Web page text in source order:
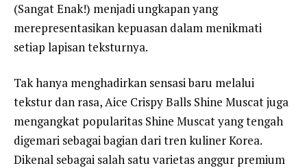
(Sangat Enak!) menjadi ungkapan yang
merepresentasikan kepuasan dalam menikmati
setiap lapisan teksturnya.
Tak hanya menghadirkan sensasi baru melalui
tekstur dan rasa, Aice Crispy Balls Shine Muscat juga
mengangkat popularitas Shine Muscat yang tengah
digemari sebagai bagian dari tren kuliner Korea.
Dikenal sebagai salah satu varietas anggur premium